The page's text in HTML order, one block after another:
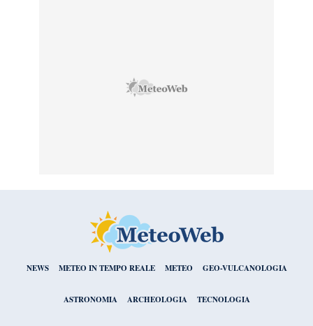
NEWS METEO IN TEMPO REALE METEO GEO-VULCANOLOGIA
ASTRONOMIA ARCHEOLOGIA TECNOLOGIA